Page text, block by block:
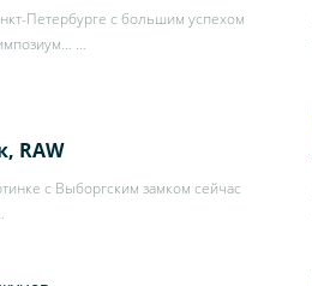
Петербурге с большим успехом
…
RAW
с Выборгским замком сейчас